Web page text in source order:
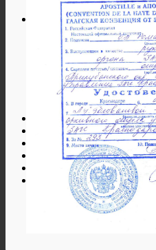
Справки ЗАГС
Дипломы и аттестаты
Дипломы РФ
Аттестаты РФ
Дипломы и
Дипломы и
Дипломы и
Дипломы по
Дипломы по
Нотариальные и юр.
Свидетельства ЗАГС
Гарантии
Отзывы
Оплата и доставка
Контакты